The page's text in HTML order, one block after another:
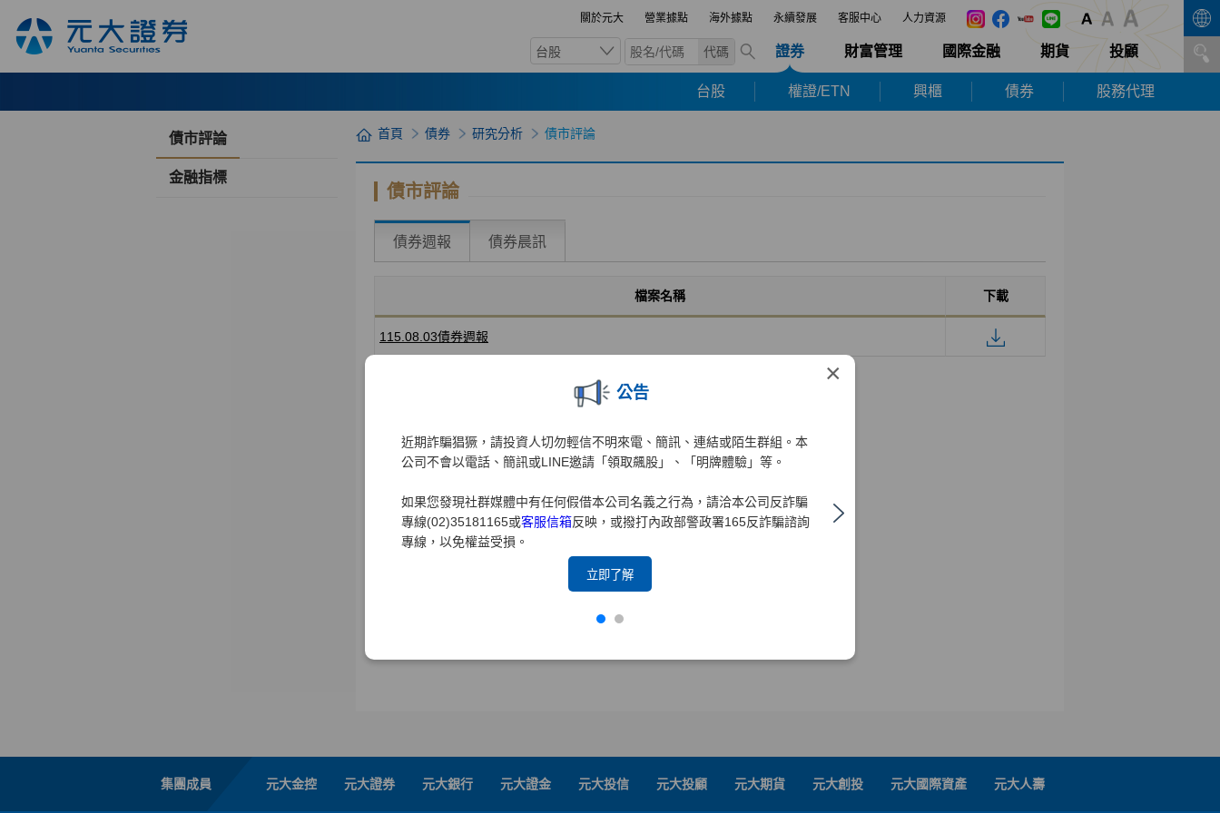
關於元大 營業據點 海外據點 永續發展 客服中心 人力資源
台股 代碼 證券 財富管理 國際金融 期貨 投顧
台股 權證/ETN 興櫃 債券 股務代理
×
公告
近期詐騙猖獗，請投資人切勿輕信不明來電、簡訊、連結或陌生群組。本
公司不會以電話、簡訊或LINE邀請「領取飆股」、「明牌體驗」等。
如果您發現社群媒體中有任何假借本公司名義之行為，請洽本公司反詐騙
專線(02)35181165或客服信箱反映，或撥打內政部警政署165反詐騙諮詢
專線，以免權益受損。
立即了解
債市評論
金融指標
首頁 債券 研究分析 債市評論
債市評論
債券週報 債券晨訊
檔案名稱 下載
115.08.03債券週報
集團成員 元大金控 元大證券 元大銀行 元大證金 元大投信 元大投顧 元大期貨 元大創投 元大國際資產 元大人壽